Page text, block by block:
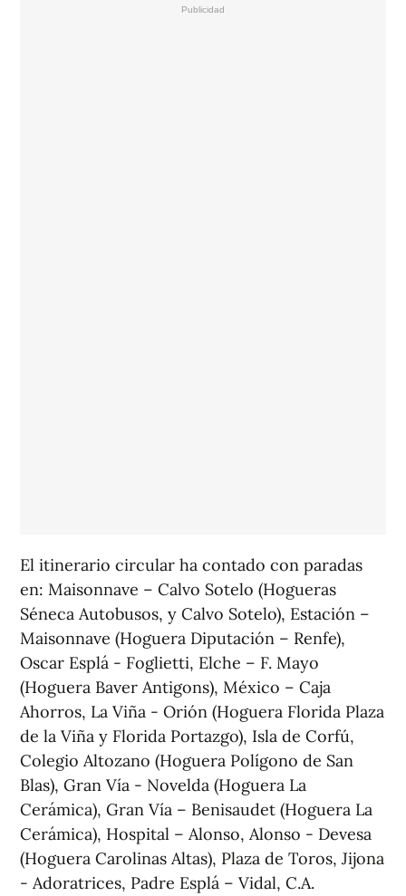
El itinerario circular ha contado con paradas
en: Maisonnave – Calvo Sotelo (Hogueras
Séneca Autobusos, y Calvo Sotelo), Estación –
Maisonnave (Hoguera Diputación – Renfe),
Oscar Esplá - Foglietti, Elche – F. Mayo
(Hoguera Baver Antigons), México – Caja
Ahorros, La Viña - Orión (Hoguera Florida Plaza
de la Viña y Florida Portazgo), Isla de Corfú,
Colegio Altozano (Hoguera Polígono de San
Blas), Gran Vía - Novelda (Hoguera La
Cerámica), Gran Vía – Benisaudet (Hoguera La
Cerámica), Hospital – Alonso, Alonso - Devesa
(Hoguera Carolinas Altas), Plaza de Toros, Jijona
- Adoratrices, Padre Esplá – Vidal, C.A.